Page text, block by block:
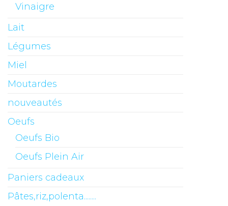
Vinaigre
Lait
Légumes
Miel
Moutardes
nouveautés
Oeufs
Oeufs Bio
Oeufs Plein Air
Paniers cadeaux
Pâtes,riz,polenta........